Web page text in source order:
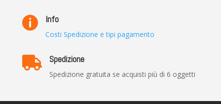
 Info
Costi Spedizione e tipi pagamento
 Spedizione
Spedizione gratuita se acquisti più di 6 oggetti